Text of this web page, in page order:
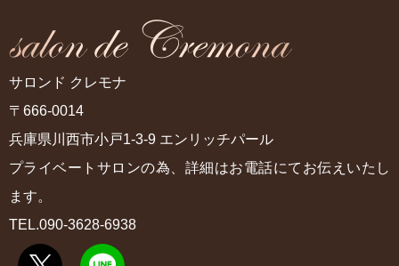
サロンド クレモナ
〒666-0014
兵庫県川西市小戸1-3-9 エンリッチパール
プライベートサロンの為、詳細はお電話にてお伝えいたし
ます。
TEL.090-3628-6938